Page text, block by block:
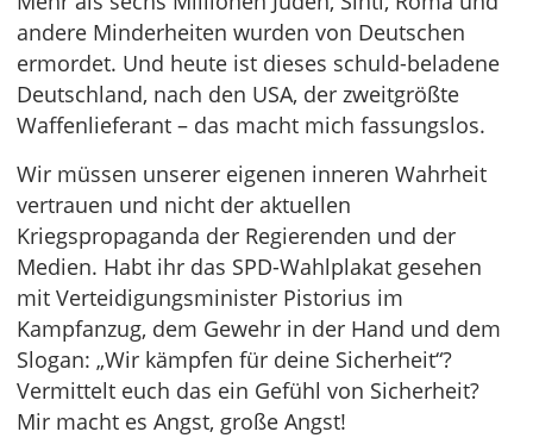
andere Minderheiten wurden von Deutschen
ermordet. Und heute ist dieses schuld-beladene
Deutschland, nach den USA, der zweitgrößte
Waffenlieferant – das macht mich fassungslos.
Wir müssen unserer eigenen inneren Wahrheit
vertrauen und nicht der aktuellen
Kriegspropaganda der Regierenden und der
Medien. Habt ihr das SPD-Wahlplakat gesehen
mit Verteidigungsminister Pistorius im
Kampfanzug, dem Gewehr in der Hand und dem
Slogan: „Wir kämpfen für deine Sicherheit“?
Vermittelt euch das ein Gefühl von Sicherheit?
Mir macht es Angst, große Angst!